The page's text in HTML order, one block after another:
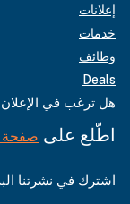
إعلانات
خدمات
وظائف
Deals
هل ترغب في
اطّلع على صفحة
اشترك في نشرتنا